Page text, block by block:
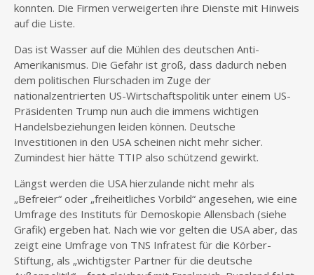
konnten. Die Firmen verweigerten ihre Dienste mit Hinweis
auf die Liste.
Das ist Wasser auf die Mühlen des deutschen Anti-
Amerikanismus. Die Gefahr ist groß, dass dadurch neben
dem politischen Flurschaden im Zuge der
nationalzentrierten US-Wirtschaftspolitik unter einem US-
Präsidenten Trump nun auch die immens wichtigen
Handelsbeziehungen leiden können. Deutsche
Investitionen in den USA scheinen nicht mehr sicher.
Zumindest hier hätte TTIP also schützend gewirkt.
Längst werden die USA hierzulande nicht mehr als
„Befreier“ oder „freiheitliches Vorbild“ angesehen, wie eine
Umfrage des Instituts für Demoskopie Allensbach (siehe
Grafik) ergeben hat. Nach wie vor gelten die USA aber, das
zeigt eine Umfrage von TNS Infratest für die Körber-
Stiftung, als „wichtigster Partner für die deutsche